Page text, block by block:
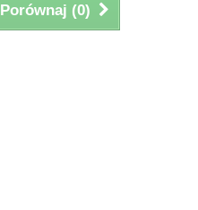
Porównaj (0)